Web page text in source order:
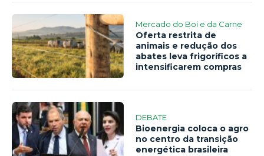
Mercado do Boi e da Carne
Oferta restrita de
animais e redução dos
abates leva frigoríficos a
intensificarem compras
DEBATE
Bioenergia coloca o agro
no centro da transição
energética brasileira